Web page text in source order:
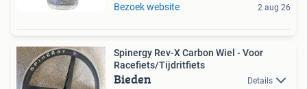
Bezoek website 2 aug 26
Spinergy Rev-X Carbon Wiel - Voor
Racefiets/Tijdritfiets
Bieden Details